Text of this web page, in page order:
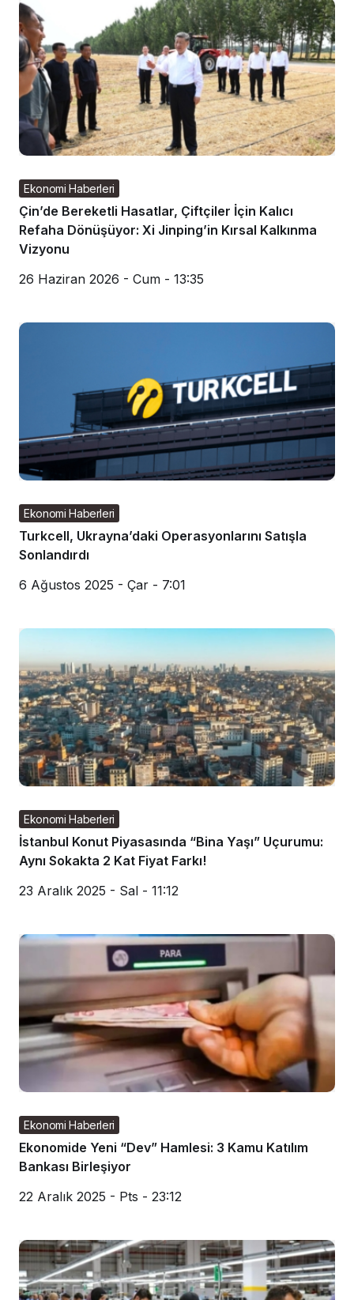
Ekonomi Haberleri
Çin’de Bereketli Hasatlar, Çiftçiler İçin Kalıcı
Refaha Dönüşüyor: Xi Jinping’in Kırsal Kalkınma
Vizyonu
26 Haziran 2026 - Cum - 13:35
Ekonomi Haberleri
Turkcell, Ukrayna’daki Operasyonlarını Satışla
Sonlandırdı
6 Ağustos 2025 - Çar - 7:01
Ekonomi Haberleri
İstanbul Konut Piyasasında “Bina Yaşı” Uçurumu:
Aynı Sokakta 2 Kat Fiyat Farkı!
23 Aralık 2025 - Sal - 11:12
Ekonomi Haberleri
Ekonomide Yeni “Dev” Hamlesi: 3 Kamu Katılım
Bankası Birleşiyor
22 Aralık 2025 - Pts - 23:12